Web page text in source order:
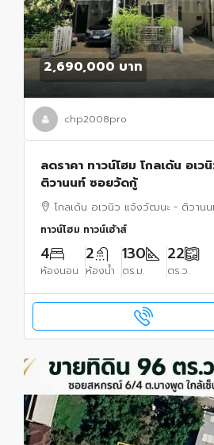
2,690,000 บาท
chp2008pro
ลดราคา ทาวน์โฮม โกลเด้น อเ
ติวานนท์ ซอยวัดกู้
โกลเด้น อเวนิว แจ้งวัฒนะ - ติวาน
ทาวน์โฮม ทาวน์เฮ้าส์
4
ห้องนอน
2
ห้องน้ำ
130
ตร.ม.
22
ตร.ว.